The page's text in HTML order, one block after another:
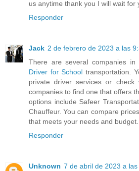
us anytime thank you I will wait for
Responder
Jack 2 de febrero de 2023 a las
There are several companies in
Driver for School transportation.
private driver services or check
companies to find one that offers
options include Safeer
Chauffeur. You can compare
that meets your needs and budget.
Responder
Unknown 7 de abril de 2023 a